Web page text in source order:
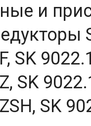
и
SK
SK
SK